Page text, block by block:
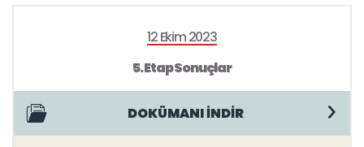
12 Ekim 2023
5. Etap Sonuçlar
DOKÜMANI İNDİR